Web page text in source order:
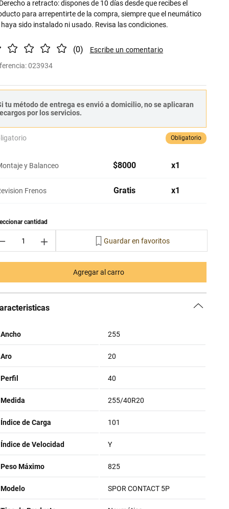
a retracto: dispones de 10 días desde que recibes el
para arrepentirte de la compra, siempre que el neumático
sido instalado ni usado. Revisa las condiciones.
(0)
:023934
tu método de entrega es envió a domicilio, no se aplicaran
por los servicios.
Obligatorio
y Balanceo $8000 x1
Frenos Gratis x1
＋
Agregar al carro
Ancho 255
Aro 20
Perfil 40
Medida 255/40R20
Índice de Carga 101
Índice de Velocidad Y
Peso Máximo 825
Modelo SPOR CONTACT 5P